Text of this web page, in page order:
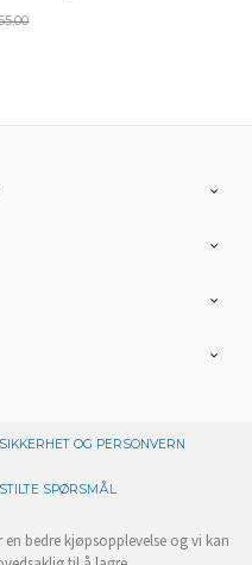
Rabatt
SIKKERHET OG PERSONVERN
SPØRSMÅL
bedre kjøpsopplevelse og vi kan